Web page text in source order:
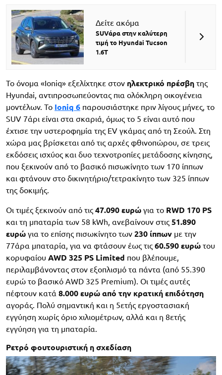
Δείτε ακόμα
SUVάρα στην καλύτερη
τιμή το Hyundai Tucson
1.6Τ
Το όνομα «Ioniq» εξελίχτηκε στον ηλεκτρικό πρέσβη της
Hyundai, αντιπροσωπεύοντας πια ολόκληρη οικογένεια
μοντέλων. Το Ioniq 6 παρουσιάστηκε πριν λίγους μήνες, το
SUV 7άρι είναι στα σκαριά, όμως το 5 είναι αυτό που
έχτισε την υστεροφημία της EV γκάμας από τη Σεούλ. Στη
χώρα μας βρίσκεται από τις αρχές φθινοπώρου, σε τρεις
εκδόσεις ισχύος και δυο τεχνοτροπίες μετάδοσης κίνησης,
που ξεκινούν από το βασικό πισωκίνητο των 170 ίππων
και φτάνουν στο δικινητήριο/τετρακίνητο των 325 ίππων
της δοκιμής.
Οι τιμές ξεκινούν από τις 47.090 ευρώ για το RWD 170 PS
και τη μπαταρία των 58 kWh, ανεβαίνουν στις 51.890
ευρώ για το επίσης πισωκίνητο των 230 ίππων με την
77άρα μπαταρία, για να φτάσουν έως τις 60.590 ευρώ του
κορυφαίου AWD 325 PS Limited που βλέπουμε,
περιλαμβάνοντας στον εξοπλισμό τα πάντα (από 55.390
ευρώ το βασικό AWD 325 Premium). Οι τιμές αυτές
πέφτουν κατά 8.000 ευρώ από την κρατική επιδότηση
αγοράς. Πολύ σημαντική και η 5ετής εργοστασιακή
εγγύηση χωρίς όριο χιλιομέτρων, αλλά και η 8ετής
εγγύηση για τη μπαταρία.
Ρετρό φουτουριστική η σχεδίαση